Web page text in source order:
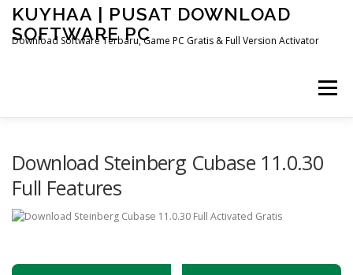
Skip
content
KUYHAA | PUSAT DOWNLOAD
SOFTWARE PC
Download Software Terbaru, Game PC Gratis & Full Version Activator
Menu
Download Steinberg Cubase 11.0.30
Full Features